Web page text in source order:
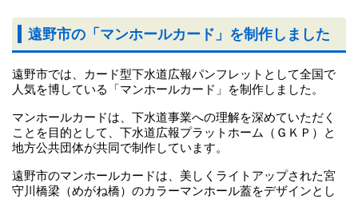
遠野市の「マンホールカード」を制作しました
遠野市では、カード型下水道広報パンフレットとして全国で
人気を博している「マンホールカード」を制作しました。
マンホールカードは、下水道事業への理解を深めていただく
ことを目的として、下水道広報プラットホーム（ＧＫＰ）と
地方公共団体が共同で制作しています。
遠野市のマンホールカードは、美しくライトアップされた宮
守川橋梁（めがね橋）のカラーマンホール蓋をデザインとし